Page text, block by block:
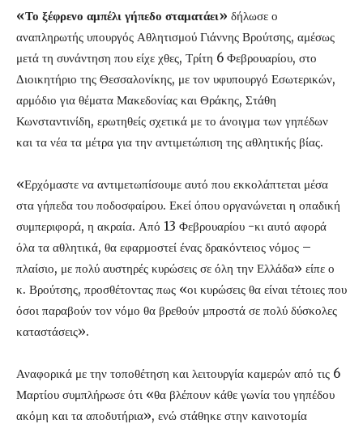
«Το ξέφρενο αμπέλι γήπεδο σταματάει» δήλωσε ο
αναπληρωτής υπουργός Αθλητισμού Γιάννης Βρούτσης, αμέσως
μετά τη συνάντηση που είχε χθες, Τρίτη 6 Φεβρουαρίου, στο
Διοικητήριο της Θεσσαλονίκης, με τον υφυπουργό Εσωτερικών,
αρμόδιο για θέματα Μακεδονίας και Θράκης, Στάθη
Κωνσταντινίδη, ερωτηθείς σχετικά με το άνοιγμα των γηπέδων
και τα νέα τα μέτρα για την αντιμετώπιση της αθλητικής βίας.
«Ερχόμαστε να αντιμετωπίσουμε αυτό που εκκολάπτεται μέσα
στα γήπεδα του ποδοσφαίρου. Εκεί όπου οργανώνεται η οπαδική
συμπεριφορά, η ακραία. Από 13 Φεβρουαρίου -κι αυτό αφορά
όλα τα αθλητικά, θα εφαρμοστεί ένας δρακόντειος νόμος –
πλαίσιο, με πολύ αυστηρές κυρώσεις σε όλη την Ελλάδα» είπε ο
κ. Βρούτσης, προσθέτοντας πως «οι κυρώσεις θα είναι τέτοιες που
όσοι παραβούν τον νόμο θα βρεθούν μπροστά σε πολύ δύσκολες
καταστάσεις».
Αναφορικά με την τοποθέτηση και λειτουργία καμερών από τις 6
Μαρτίου συμπλήρωσε ότι «θα βλέπουν κάθε γωνία του γηπέδου
ακόμη και τα αποδυτήρια», ενώ στάθηκε στην καινοτομία